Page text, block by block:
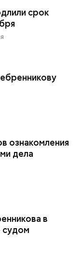
срок
ознакомления
дела
в
судом